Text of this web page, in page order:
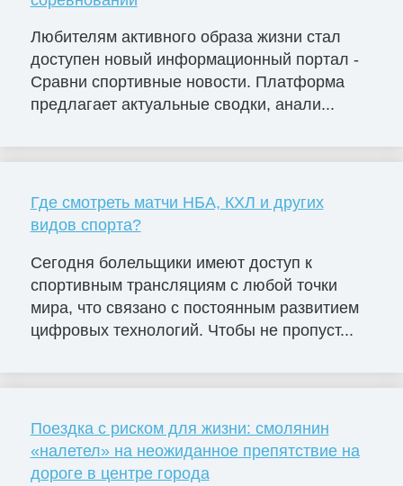
Любителям активного образа жизни стал
доступен новый информационный портал -
Сравни спортивные новости. Платформа
предлагает актуальные сводки, анали...
Где смотреть матчи НБА, КХЛ и других
видов спорта?
Сегодня болельщики имеют доступ к
спортивным трансляциям с любой точки
мира, что связано с постоянным развитием
цифровых технологий. Чтобы не пропуст...
Поездка с риском для жизни: смолянин
«налетел» на неожиданное препятствие на
дороге в центре города